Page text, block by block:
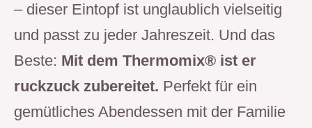
– dieser Eintopf ist unglaublich vielseitig
und passt zu jeder Jahreszeit. Und das
Beste: Mit dem Thermomix® ist er
ruckzuck zubereitet. Perfekt für ein
gemütliches Abendessen mit der Familie